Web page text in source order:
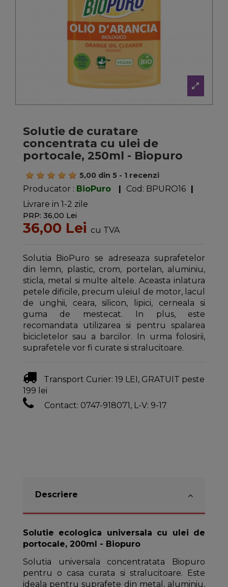
Solutie de curatare
concentrata cu ulei de
portocale, 250ml - Biopuro
5,00din 5- 1 recenzi
Producator : BioPuro | Cod: BPURO16|
Livrare in 1-2 zile
PRP: 36,00 Lei
36,00 Lei cu TVA
Solutia BioPuro se adreseaza suprafetelor
din lemn, plastic, crom, portelan, aluminiu,
sticla, metal si multe altele. Aceasta inlatura
petele dificile, precum uleiul de motor, lacul
de unghii, ceara, silicon, lipici, cerneala si
guma de mestecat. In plus, este
recomandata utilizarea si pentru spalarea
bicicletelor sau a barcilor. In urma folosirii,
suprafetele vor fi curate si stralucitoare.
Transport Curier: 19 LEI, GRATUIT peste
199 lei
Contact: 0747-918071, L-V: 9-17
Descriere
Solutie ecologica universala cu ulei de
portocale, 200ml - Biopuro
Solutia universala concentratata Biopuro
pentru o casa curata si stralucitoare. Este
ideala pentru suprafete din metal, aluminiu,